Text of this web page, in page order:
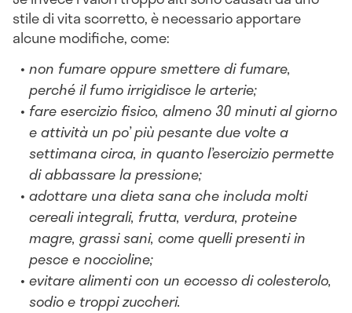
stile di vita scorretto, è necessario apportare
alcune modifiche, come:
non fumare oppure smettere di fumare,
perché il fumo irrigidisce le arterie;
fare esercizio fisico, almeno 30 minuti al giorno
e attività un po’ più pesante due volte a
settimana circa, in quanto l’esercizio permette
di abbassare la pressione;
adottare una dieta sana che includa molti
cereali integrali, frutta, verdura, proteine
magre, grassi sani, come quelli presenti in
pesce e noccioline;
evitare alimenti con un eccesso di colesterolo,
sodio e troppi zuccheri.